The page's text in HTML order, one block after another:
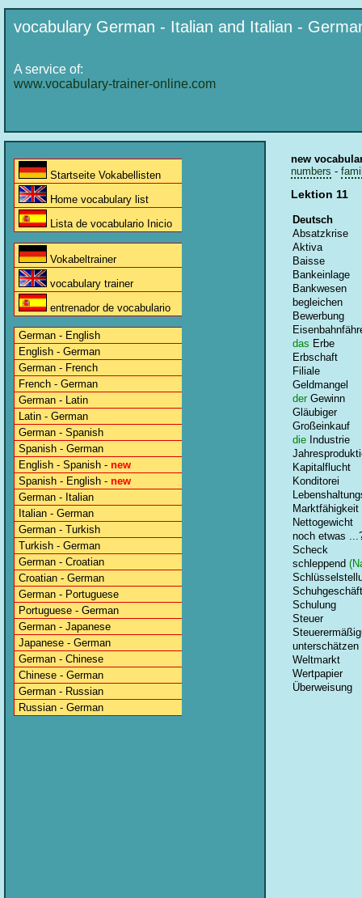
vocabulary German - Italian and Italian -
A service of:
www.vocabulary-trainer-online.com
Startseite Vokabellisten
Home vocabulary list
Lista de vocabulario Inicio
Vokabeltrainer
vocabulary trainer
entrenador de vocabulario
German - English
English - German
German - French
French - German
German - Latin
Latin - German
German - Spanish
Spanish - German
English - Spanish - new
Spanish - English - new
German - Italian
Italian - German
German - Turkish
Turkish - German
German - Croatian
Croatian - German
German - Portuguese
Portuguese - German
German - Japanese
Japanese - German
German - Chinese
Chinese - German
German - Russian
Russian - German
new
numbers -
Lektion 11
Deutsch
Absatzkrise
Aktiva
Baisse
Bankeinlage
Bankwesen
begleichen
Bewerbung
das Erbe
Erbschaft
Filiale
Geldmangel
der Gewinn
Gläubiger
Großeinkauf
die Industrie
Kapitalflucht
Konditorei
Marktfähigkeit
Nettogewicht
noch etwas
Scheck
schleppend
Schuhgeschäft
Schulung
Steuer
unterschätzen
Weltmarkt
Wertpapier
Überweisung